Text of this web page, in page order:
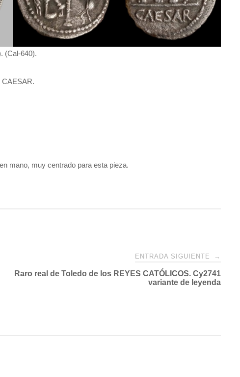
(Cal-640).
CAESAR.
mano, muy centrado para esta pieza.
ENTRADA SIGUIENTE →
Raro real de Toledo de los REYES CATÓLICOS. Cy2741
variante de leyenda